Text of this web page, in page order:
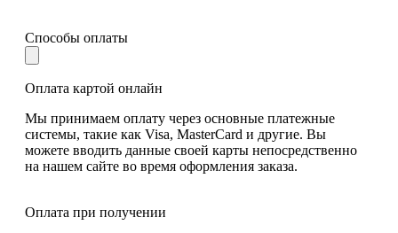
Способы оплаты
Оплата картой онлайн
Мы принимаем оплату через основные платежные
системы, такие как Visa, MasterCard и другие. Вы
можете вводить данные своей карты непосредственно
на нашем сайте во время оформления заказа.
Оплата при получении